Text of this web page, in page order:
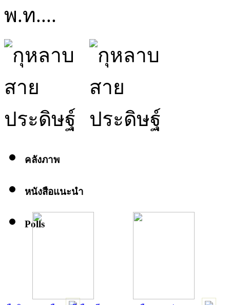
พ.ท....
คลังภาพ
หนังสือแนะนำ
Polls